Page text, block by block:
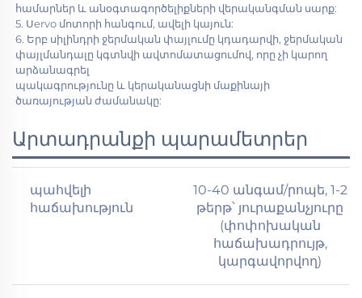
համարներ և անօգտագործելիքների վերականգման սարք:
5. Սervo մոտորի հանգում, ավելի կայուն:
6. Երբ սիլինդրի ջերմական փայլումը կդադարվի, ջերմական
փայլմանդալը կգտնվի ավտոմատացումով, որը չի կարող
արձանագրել
պակագրությունը և կերականացնի մաքինայի
ծառայության ժամանակը:
Արտադրանքի պարամետրեր
պահվելի
հաճախություն
10-40 անգամ/րոպե, 1-2
թերթ՝ յուրաքանչյուրը
(փոփոխական
հաճախադրույթ,
կարգավորվող)